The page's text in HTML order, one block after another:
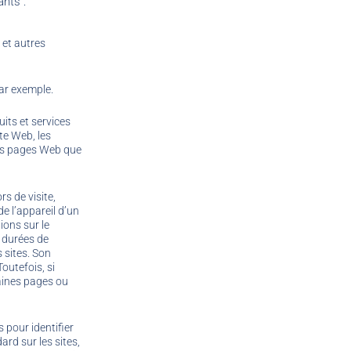
et autres
exemple.
et services
Web, les
pages Web que
de visite,
l’appareil d’un
sur le
de
sites. Son
si
pages ou
pour identifier
sur les sites,